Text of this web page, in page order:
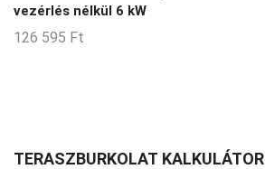
vezérlés nélkül 6 kW
126 595 Ft
TERASZBURKOLAT KALKULÁTOR